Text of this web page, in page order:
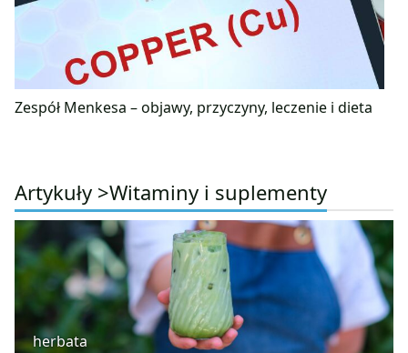
Zespół Menkesa – objawy, przyczyny, leczenie i dieta
Artykuły >Witaminy i suplementy
herbata